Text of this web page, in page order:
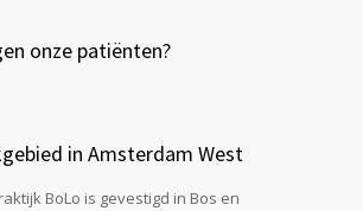
onze patiënten?
in Amsterdam West
BoLo is gevestigd in Bos en